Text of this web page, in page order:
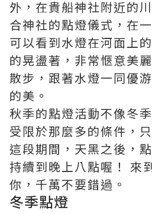
外，在貴船神社附近的
合神社的點燈儀式，在
可以看到水燈在河面上
的晃盪著，非常愜意美
散步，跟著水燈一同優
的美。
秋季的點燈活動不像冬
受限於那麼多的條件，
這段期間，天黑之後，
持續到晚上八點喔！ 來
你，千萬不要錯過。
冬季點燈